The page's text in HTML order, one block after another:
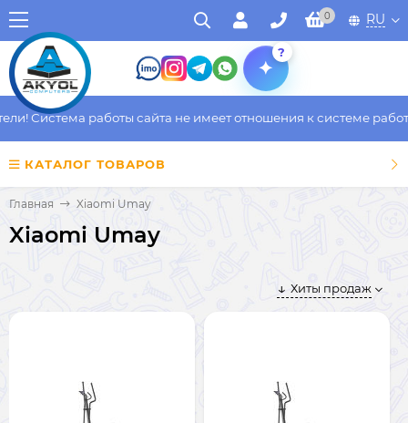
0 RU
?
Система работы сайта не имеет отношения к системе
КАТАЛОГ ТОВАРОВ
Главная Xiaomi Umay
Xiaomi Umay
Хиты продаж